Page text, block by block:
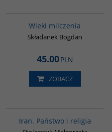
Wieki milczenia
Składanek Bogdan
45.00PLN
ZOBACZ
Iran. Państwo i religia